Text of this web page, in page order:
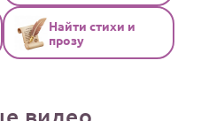
Найти стихи и
прозу